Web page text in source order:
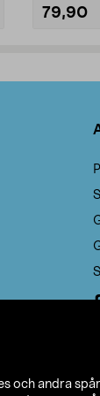
och andra
79,90